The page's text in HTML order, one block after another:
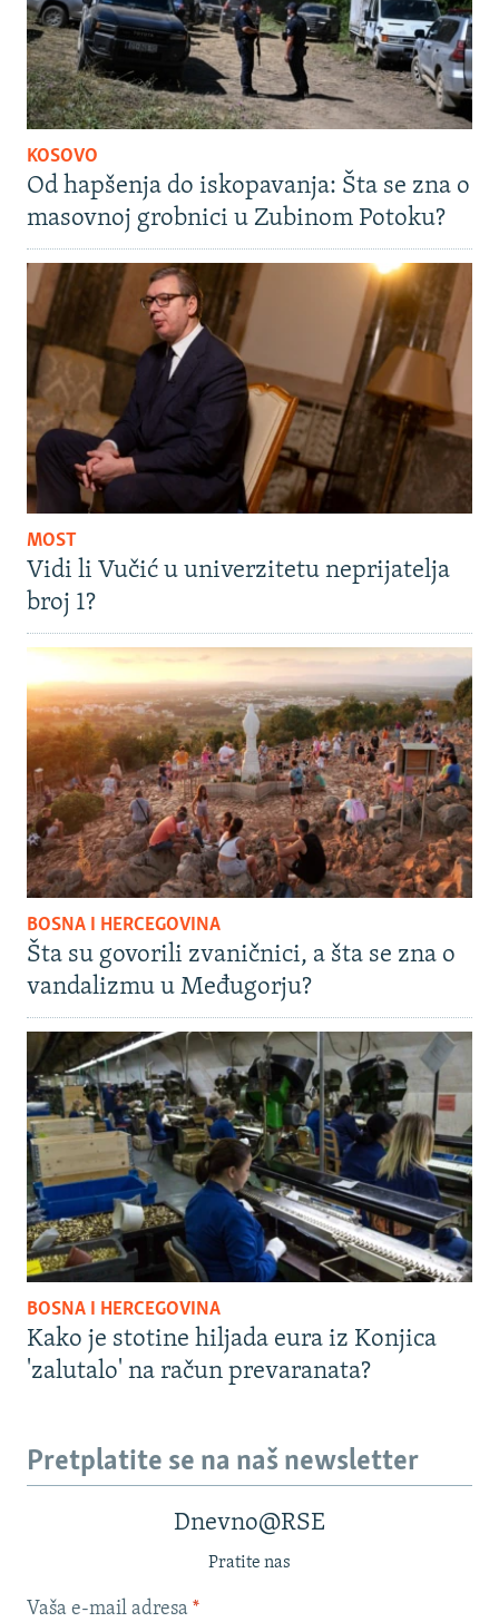
KOSOVO
Od hapšenja do iskopavanja: Šta se zna o
masovnoj grobnici u Zubinom Potoku?
MOST
Vidi li Vučić u univerzitetu neprijatelja
broj 1?
BOSNA I HERCEGOVINA
Šta su govorili zvaničnici, a šta se zna o
vandalizmu u Međugorju?
BOSNA I HERCEGOVINA
Kako je stotine hiljada eura iz Konjica
'zalutalo' na račun prevaranata?
Pretplatite se na naš newsletter
Dnevno@RSE
Pratite nas
Vaša e-mail adresa *